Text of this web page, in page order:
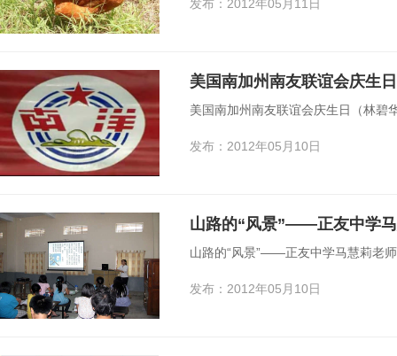
发布：2012年05月11日
美国南加州南友联谊会庆生
美国南加州南友联谊会庆生日（林碧
发布：2012年05月10日
山路的“风景”——正友中学
山路的“风景”——正友中学马慧莉老
发布：2012年05月10日